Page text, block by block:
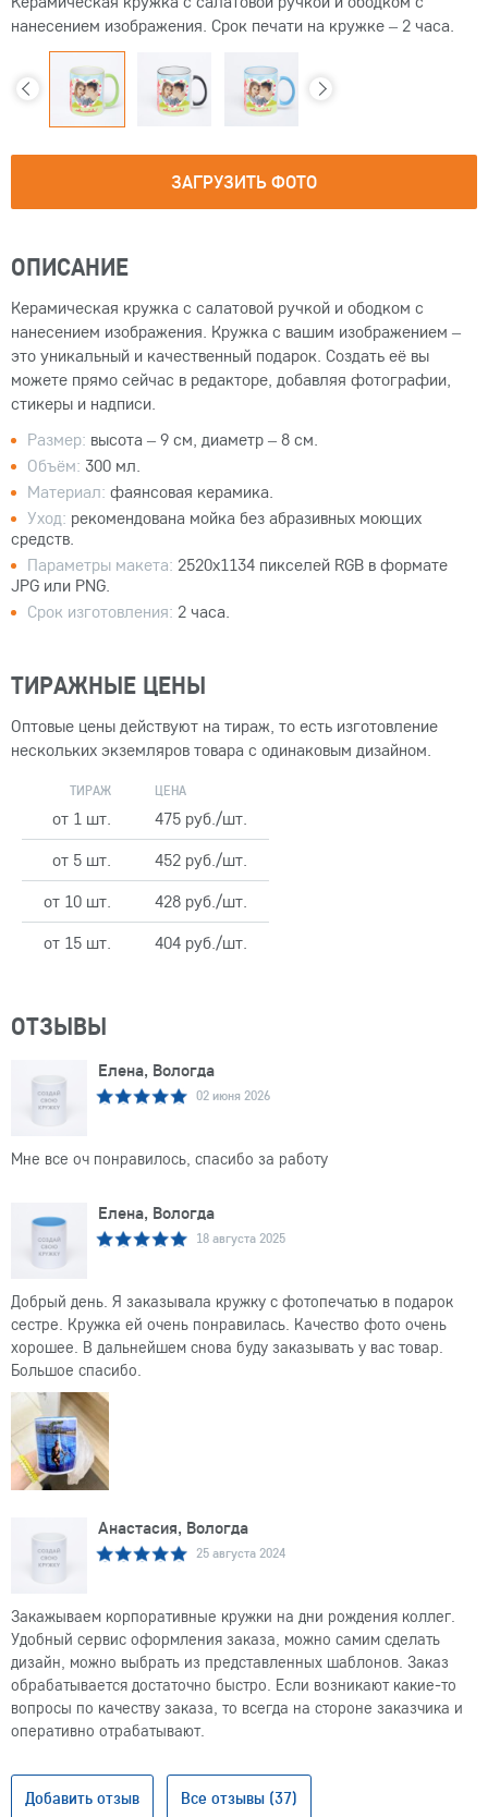
нанесением изображения. Срок печати на кружке – 2 часа.
ЗАГРУЗИТЬ ФОТО
ОПИСАНИЕ
Керамическая кружка с салатовой ручкой и ободком с
нанесением изображения. Кружка с вашим изображением –
это уникальный и качественный подарок. Создать её вы
можете прямо сейчас в редакторе, добавляя фотографии,
стикеры и надписи.
Размер: высота – 9 см, диаметр – 8 см.
Объём: 300 мл.
Материал: фаянсовая керамика.
Уход: рекомендована мойка без абразивных моющих
средств.
Параметры макета: 2520x1134 пикселей RGB в формате
JPG или PNG.
Срок изготовления: 2 часа.
ТИРАЖНЫЕ ЦЕНЫ
Оптовые цены действуют на тираж, то есть изготовление
нескольких экземляров товара с одинаковым дизайном.
ТИРАЖ ЦЕНА
от 1 шт.
475 руб./шт.
от 5 шт.
452 руб./шт.
от 10 шт.
428 руб./шт.
от 15 шт.
404 руб./шт.
ОТЗЫВЫ
Елена, Вологда
02 июня 2026
Мне все оч понравилось, спасибо за работу
Елена, Вологда
18 августа 2025
Добрый день. Я заказывала кружку с фотопечатью в подарок
сестре. Кружка ей очень понравилась. Качество фото очень
хорошее. В дальнейшем снова буду заказывать у вас товар.
Большое спасибо.
Анастасия, Вологда
25 августа 2024
Закажываем корпоративные кружки на дни рождения коллег.
Удобный сервис оформления заказа, можно самим сделать
дизайн, можно выбрать из представленных шаблонов. Заказ
обрабатывается достаточно быстро. Если возникают какие-то
вопросы по качеству заказа, то всегда на стороне заказчика и
оперативно отрабатывают.
Добавить отзыв Все отзывы (37)